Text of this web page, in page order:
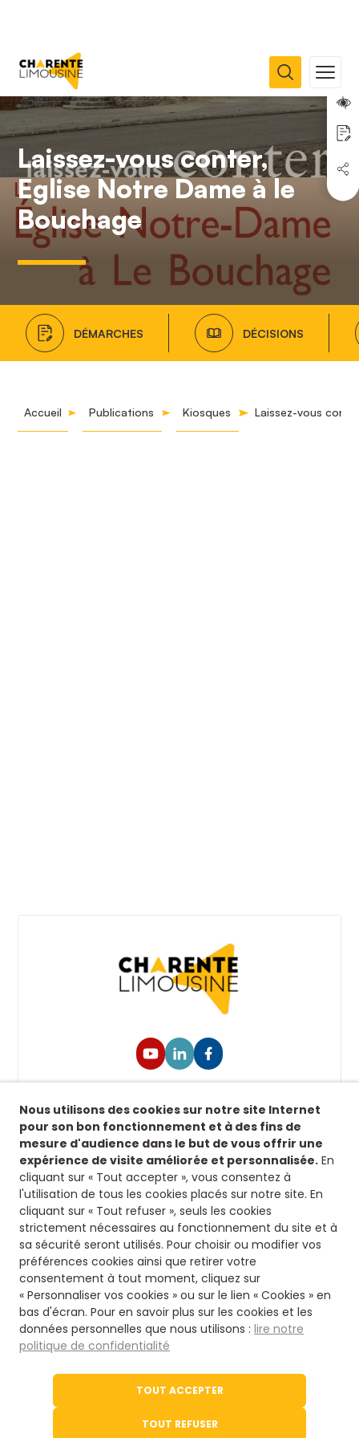
Laissez-vous conter,
Eglise Notre Dame à le
Bouchage
DÉMARCHES DÉCISIONS
Accueil Publications Kiosques Laissez-vous
Retrouvez-nous sur nos réseaux sociaux afin de
suivre toutes nos actualités.
Siège
8 rue fontaines des jardins
16500 Confolens
Nous contacter
05 45 84 14 08
Via notre formulaire
Le site de l'office du Tourisme
Nous utilisons des cookies sur notre site Internet
pour son bon fonctionnement et à des fins de
mesure d'audience dans le but de vous offrir une
expérience de visite améliorée et personnalisée. En
cliquant sur « Tout accepter », vous consentez à
l'utilisation de tous les cookies placés sur notre site. En
cliquant sur « Tout refuser », seuls les cookies
strictement nécessaires au fonctionnement du site et à
sa sécurité seront utilisés. Pour choisir ou modifier vos
préférences cookies ainsi que retirer votre
consentement à tout moment, cliquez sur
« Personnaliser vos cookies » ou sur le lien « Cookies » en
bas d'écran. Pour en savoir plus sur les cookies et les
données personnelles que nous utilisons : lire notre
politique de confidentialité
TOUT ACCEPTER
TOUT REFUSER